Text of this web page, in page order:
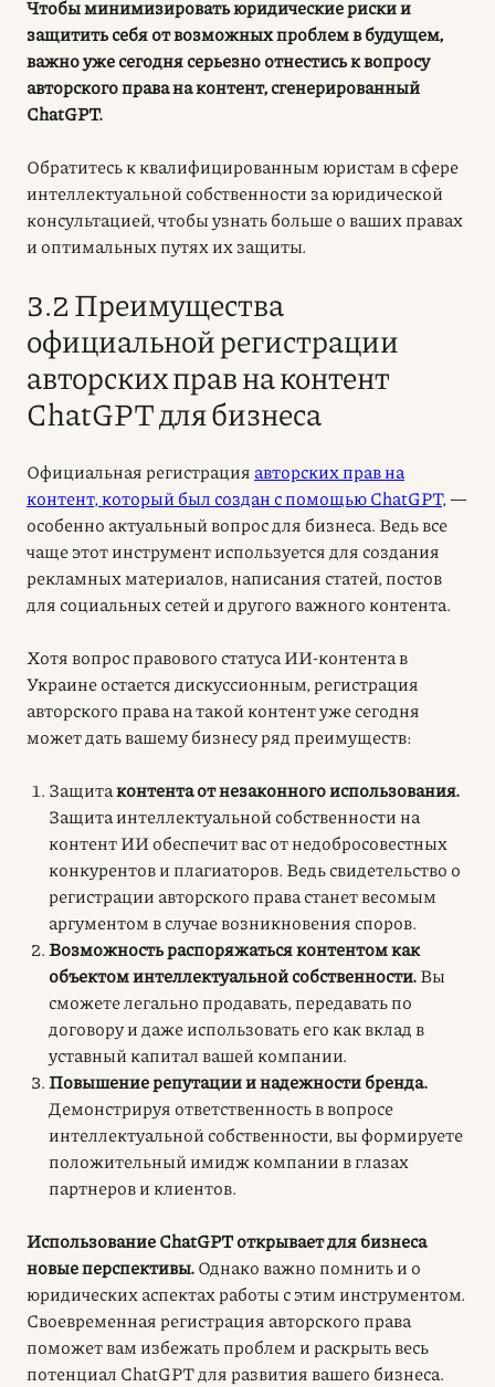
Чтобы минимизировать юридические риски и
защитить себя от возможных проблем в будущем,
важно уже сегодня серьезно отнестись к вопросу
авторского права на контент, сгенерированный
ChatGPT.
Обратитесь к квалифицированным юристам в сфере
интеллектуальной собственности заюридической
консультацией, чтобы узнать больше о ваших правах
и оптимальных путях их защиты.
3.2 Преимущества
официальной регистрации
авторских прав на контент
ChatGPT для бизнеса
Официальная регистрация авторских прав на
контент, который был создан с помощью ChatGPT, —
особенно актуальный вопрос для бизнеса. Ведь все
чаще этот инструмент используется для создания
рекламных материалов, написания статей, постов
для социальных сетей и другого важного контента.
Хотя вопрос правового статусаИИ-контента в
Украинеостается дискуссионным, регистрация
авторского права на такой контент уже сегодня
может дать вашему бизнесу ряд преимуществ:
Защитаконтента от незаконного использования.
Защита интеллектуальной собственности на
контент ИИ обеспечит вас от недобросовестных
конкурентов и плагиаторов. Ведь свидетельство о
регистрации авторского права станет весомым
аргументом в случае возникновения споров.
Возможность распоряжаться контентом как
объектом интеллектуальной собственности.Вы
сможете легально продавать, передавать по
договору и даже использовать его как вклад в
уставный капитал вашей компании.
Повышение репутации и надежности бренда.
Демонстрируя ответственность в вопросе
интеллектуальной собственности, вы формируете
положительный имидж компании в глазах
партнеров и клиентов.
Использование ChatGPT открывает для бизнеса
новые перспективы.Однако важно помнить и о
юридических аспектах работы с этим инструментом.
Своевременная регистрация авторского права
поможет вам избежать проблем и раскрыть весь
потенциал ChatGPT для развития вашего бизнеса.